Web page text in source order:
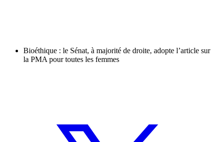
Bioéthique : le Sénat, à majorité de droite, adopte l’article sur
la PMA pour toutes les femmes